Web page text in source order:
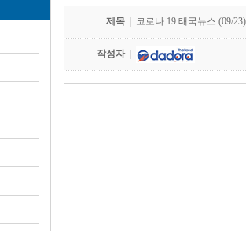
제목 코로나 19 태국뉴스 (09/23)
작성자